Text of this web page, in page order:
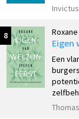
Invictus
8
Eigen
Een